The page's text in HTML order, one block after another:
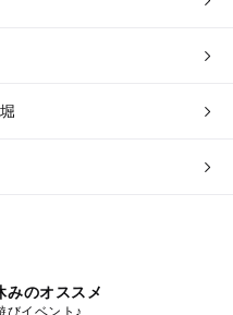
みのオススメ